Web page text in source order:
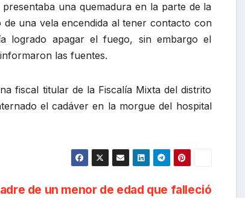
una quemadura en la parte de la
una vela encendida al tener contacto con
logrado apagar el fuego, sin embargo el
las fuentes.
fiscal titular de la Fiscalía Mixta del distrito
el cadáver en la morgue del hospital
de un menor de edad que falleció